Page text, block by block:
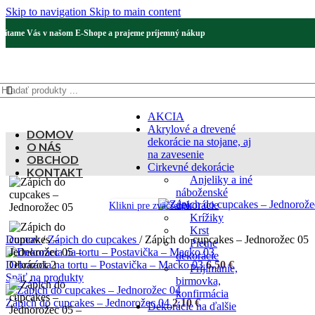
Skip to navigation Skip to main content
Vás v našom E-Shope a prajeme príjemný nákup
AKCIA
Akrylové a drevené
dekorácie na stojane, aj
na zavesenie
Cirkevné dekorácie
Anjeliky a iné
náboženské
dekorácie
Krížiky
Krst
Pietne
dekorácie
Prijímanie,
birmovka,
konfirmácia
Dekorácie na ďalšie
DOMOV
O NÁS
OBCHOD
KONTAKT
Klikni pre zväčšenie
Domov/ Zápich do cupcakes / Zápich do cupcakes – Jednorožec 05
Dekorácia na tortu – Postavička – Macko 036,50€
Späť na produkty
Zápich do cupcakes – Jednorožec 042,10€